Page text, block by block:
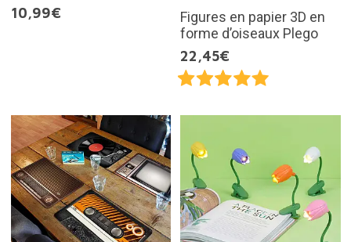
10,99€
Figures en papier 3D en
forme d’oiseaux Plego
22,45€